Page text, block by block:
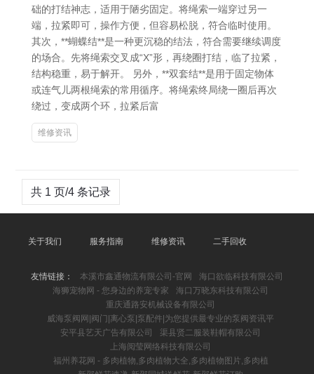
础的打结神志，适用于陋劣固定。将绳索一端穿过另一
端，拉紧即可，操作方便，但容易松脱，符合临时使用。
其次，**蝴蝶结**是一种更沉稳的结法，符合需要继续调度
的场合。先将绳索交叉成“X”形，再绕圈打结，临了拉紧，
结构稳重，易于解开。 另外，**双套结**是用于固定物体
或连气儿两根绳索的常用循序。将绳索终局绕一圈后再次
绕过，变成两个环，拉紧后富
维修资讯
共 1 页/4 条记录
关于我们 服务指南 维修资讯 二手回收
友情链接： 本溪市鑫通物流有限公司-官网
海口欲临科技有限公司
海狮宠物网 - 您身边的养宠专家
海口万晓东科技有限公司
重庆通路安机械设备有限公司
威海泵阀网|阀门|离心泵|泵配件|为您提供最专业的泵阀资讯平
安平县艺天广告有限公司
渠县贤二服装鞋帽有限公司
上海阅莹网络科技有限公司
福州养花网 - 多肉植物,多肉植物大全,多肉植物图片,多肉植